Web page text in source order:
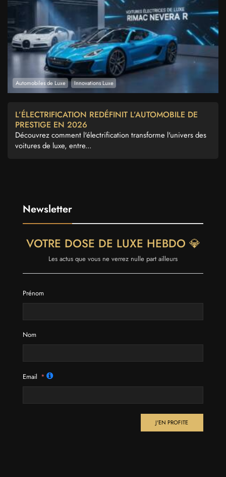
Automobiles de Luxe Innovations Luxe
L’ÉLECTRIFICATION REDÉFINIT L’AUTOMOBILE DE
PRESTIGE EN 2026
Découvrez comment l'électrification transforme l'univers des
voitures de luxe, entre...
Newsletter
VOTRE DOSE DE LUXE HEBDO 💎
Les actus que vous ne verrez nulle part ailleurs
Prénom
Nom
Email
J'EN PROFITE